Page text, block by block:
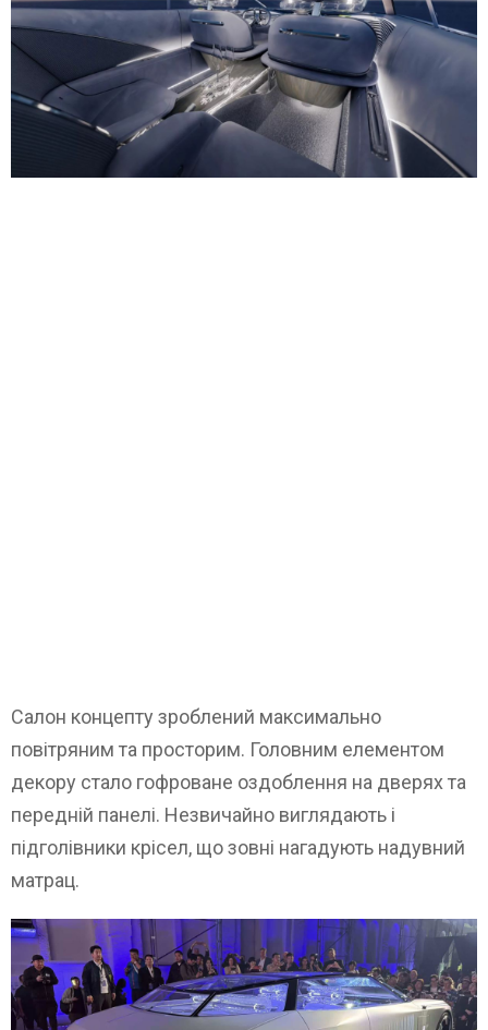
Салон концепту зроблений максимально
повітряним та просторим. Головним елементом
декору стало гофроване оздоблення на дверях та
передній панелі. Незвичайно виглядають і
підголівники крісел, що зовні нагадують надувний
матрац.